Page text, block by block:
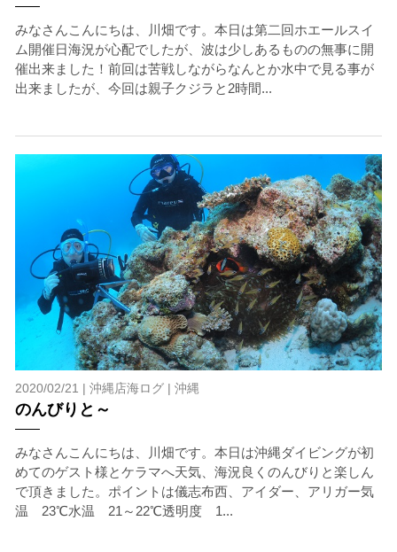
みなさんこんにちは、川畑です。本日は第二回ホエールスイ
ム開催日海況が心配でしたが、波は少しあるものの無事に開
催出来ました！前回は苦戦しながらなんとか水中で見る事が
出来ましたが、今回は親子クジラと2時間...
2020/02/21 | 沖縄店海ログ| 沖縄
のんびりと～
みなさんこんにちは、川畑です。本日は沖縄ダイビングが初
めてのゲスト様とケラマへ天気、海況良くのんびりと楽しん
で頂きました。ポイントは儀志布西、アイダー、アリガー気
温 23℃水温 21～22℃透明度 1...
ねますので、あらかじめご了承ください。これまでの経
験については当日ご申告いただきますので、ご不安のあ
る方は事前にご相談ください。
7.器材やスーツのレンタル
ホエールスイム参加時に使用する器材やスーツのレンタ
承諾しました。
危険の告知
ホエールスイムは、通常のスノーケリングやスキンダイビ
ングに伴う危険に加え、予測不能なクジラの行動や、クジ
ラとの接触によってトラブルが発生する可能性がありま
す。さらに、流れのある海上で、船上からエントリーやエ
キジットを行う際にもトラブルが生じる可能性がありま
す。そして、これらを要因として傷害や損害が発生する場
想定できないトラブルが発生する可能性があります。
参加者はこれらのリスクを理解し、傷害や損害につながっ
た場合、またはその他いかなる理由があっても、当ツアー
開催主催者とガイド、船舶の保有者及び船長に対して損害
賠償を請求しません。